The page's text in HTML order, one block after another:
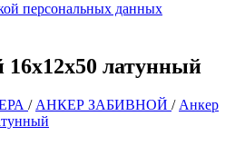
персональных данных
16х12х50 латунный
/ АНКЕР ЗАБИВНОЙ / Анкер